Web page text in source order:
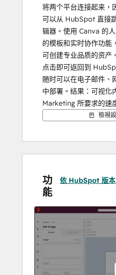
将两个平台连接起来，
可以从 HubSpot 直接
辑器。使用 Canva 的
的模板和实时协作功能
可创建专业品质的资产
点击即可返回到
随时可以在电子邮件、
中部署。结果：可视化
Marketing 所要求的速
檢視
功
能
依 HubSpot 版